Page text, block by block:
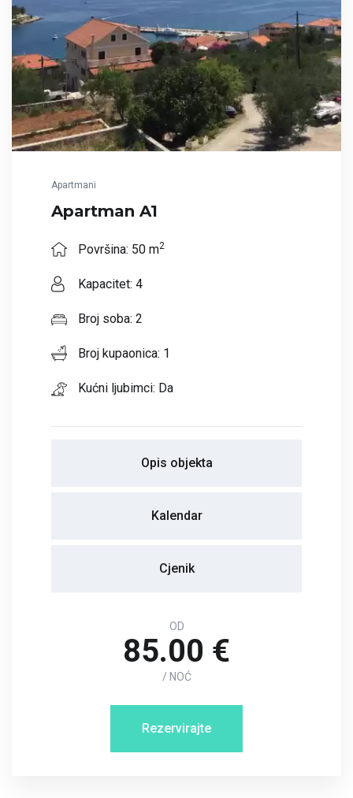
Apartmani
Apartman A1
Površina: 50 m2
Kapacitet: 4
Broj soba: 2
Broj kupaonica: 1
Kućni ljubimci: Da
Opis objekta
Kalendar
Cjenik
OD
85.00 €
/ NOĆ
Rezervirajte